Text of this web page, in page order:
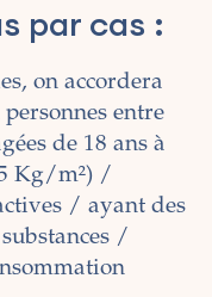
par cas :
on accordera
entre
de 18 ans à
Kg/m²) /
/ ayant des
/